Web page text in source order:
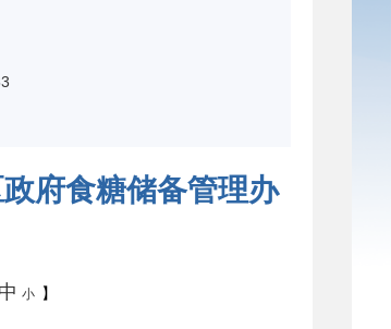
府食糖储备管理办
中 小 】